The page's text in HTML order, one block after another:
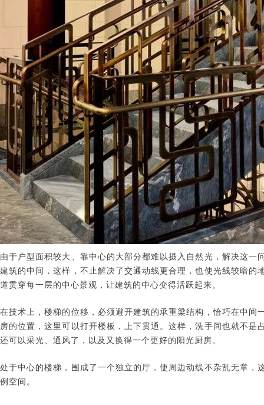
由于户型面积较大、靠中心的大部分都难以摄入自然光，解决这一
建筑的中间，这样，不止解决了交通动线更合理，也使光线较暗的
道贯穿每一层的中心景观，让建筑的中心变得活跃起来。
在技术上，楼梯的位移，必须避开建筑的承重梁结构，恰巧在中间
房的位置，这里可以打开楼板，上下贯通。这样，洗手间也就不是
还可以采光、通风了，以及又换得一个更好的阳光厨房。
处于中心的楼梯，围成了一个独立的厅，使周边动线不杂乱无章，
例空间。